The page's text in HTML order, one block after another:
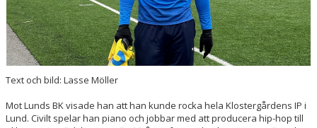
Text och bild: Lasse Möller
Mot Lunds BK visade han att han kunde rocka hela Klostergårdens IP i
Lund. Civilt spelar han piano och jobbar med att producera hip-hop till